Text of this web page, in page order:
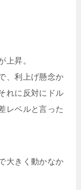
上昇。
、利上げ懸念か
れに反対にドル
レベルと言った
大きく動かなか